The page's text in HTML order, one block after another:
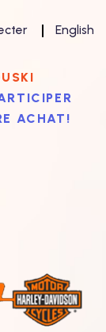
English
ACHAT!